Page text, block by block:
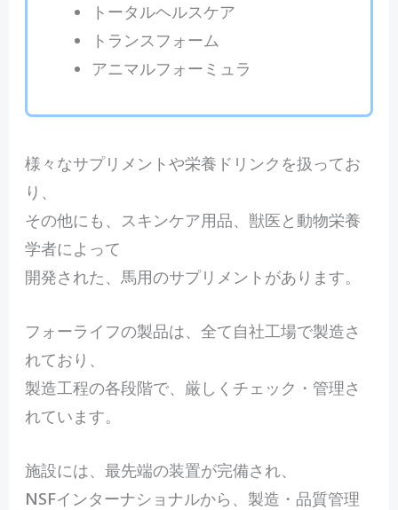
トータルヘルスケア
トランスフォーム
アニマルフォーミュラ
様々なサプリメントや栄養ドリンクを扱ってお
り、
その他にも、スキンケア用品、獣医と動物栄養
学者によって
開発された、馬用のサプリメントがあります。
フォーライフの製品は、全て自社工場で製造さ
れており、
製造工程の各段階で、厳しくチェック・管理さ
れています。
施設には、最先端の装置が完備され、
NSFインターナショナルから、製造・品質管理